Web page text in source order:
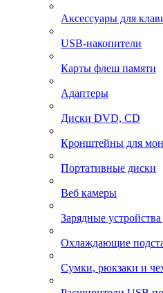
Аксессуары для
USB-накопители
Карты флеш памяти
Адаптеры
Диски DVD, CD
Кронштейны для
Портативные диски
Веб камеры
Зарядные
Охлаждающие
Сумки, рюкзаки и